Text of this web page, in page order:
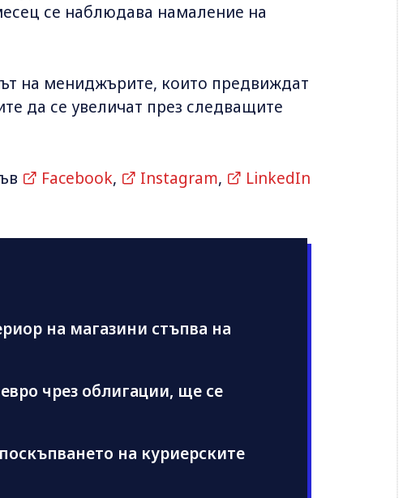
се наблюдава намаление на
на мениджърите, които предвиждат
да се увеличат през следващите
Facebook, Instagram,
LinkedIn
на магазини стъпва на
чрез облигации, ще се
на куриерските